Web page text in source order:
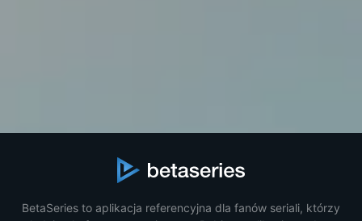
BetaSeries to aplikacja referencyjna dla fanów seriali, którzy